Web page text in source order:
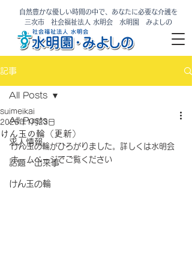
自然豊かな優しい時間の中で、あなたに必要な介護を
​三次市 社会福祉法人 水明会 水明園 みよしの
記事
All Posts
求人情報
話題・出来事
けん玉の輪
All Posts
けん玉の輪（更新）
suimeikai
2025年1月23日
けん玉の輪がひろがりました。詳しくは水明会
ホームページでご覧ください